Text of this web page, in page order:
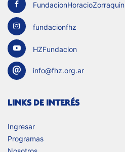
FundacionHoracioZorraquin
fundacionfhz
HZFundacion
info@fhz.org.ar
LINKS DE INTERÉS
Ingresar
Programas